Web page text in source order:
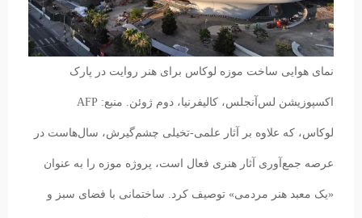
نمای هوایی ساخت موزه لوکاس برای هنر روایت در پارک
اکسپوزیشن لس‌آنجلس، کالیفرنیا، دوم ژوئن. منبع: AFP
لوکاس، که علاوه بر آثار علمی-تخیلی چشم‌گیرش، سال‌هاست در
عرصه جمع‌آوری آثار هنری فعال است، پروژه موزه را به عنوان
«یک معبد هنر مردمی» توصیف کرد. ساختمانی با فضای سبز و